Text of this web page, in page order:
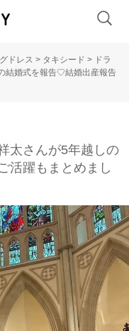
ドレス > タキシード > ドラ
結婚式を報告♡結婚出産報告
太さんが5年越しの
活躍もまとめまし